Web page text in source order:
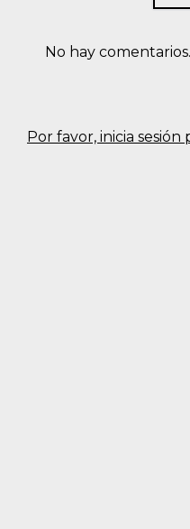
Por favor, inicia
No hay comentarios.